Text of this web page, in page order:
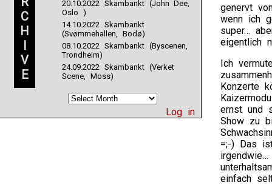
C
H
I
V
E
20.10.2022 Skambankt (John Dee,
Oslo )
14.10.2022 Skambankt
(Svømmehallen, Bodø)
08.10.2022 Skambankt (Byscenen,
Trondheim)
24.09.2022 Skambankt (Verket
Scene, Moss)
Log in
genervt
wenn ich
super…
eigentlich
Ich
Konzerte
ernst und
Show zu
=;-) Das
einfach